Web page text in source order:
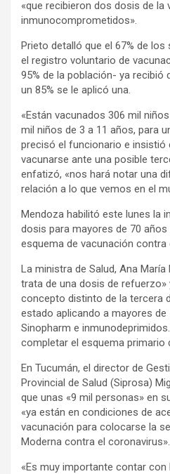
«que recibieron dos dosis de la
inmunocomprometidos».
Prieto detalló que el 67% de
el registro voluntario de
95% de la población- ya recibió
un 85% se le aplicó una.
«Están vacunados 306 mil
mil niños de 3 a 11 años, para
precisó el funcionario e insistió
vacunarse ante una posible
enfatizó, «nos hará notar una
relación a lo que vemos en el
Mendoza habilitó este lunes la
dosis para mayores de 70
esquema de vacunación contra
La ministra de Salud, Ana María
trata de una dosis de refuerzo»
concepto distinto de la tercera
estado aplicando a mayores de
Sinopharm e
completar el esquema primario
En Tucumán, el director de
Provincial de Salud (Siprosa)
que unas «9 mil personas» en
«ya están en condiciones de
vacunación para colocarse la
Moderna contra el coronavirus».
«Es muy importante contar